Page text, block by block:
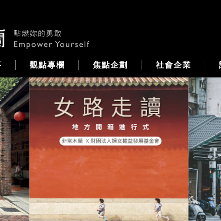
觀點專欄 焦點企劃 社會企業